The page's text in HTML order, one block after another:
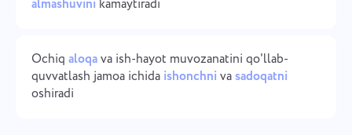
almashuvini kamaytiradi
Ochiqaloqava ish-hayot muvozanatini qo'llab-
quvvatlash jamoa ichida ishonchni va sadoqatni
oshiradi